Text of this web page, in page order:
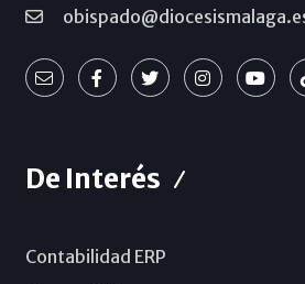
De Interés
Contabilidad ERP